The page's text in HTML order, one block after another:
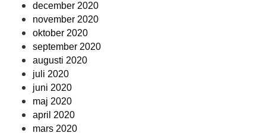
december 2020
november 2020
oktober 2020
september 2020
augusti 2020
juli 2020
juni 2020
maj 2020
april 2020
mars 2020